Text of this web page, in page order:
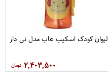
لیوان کودک اسکیپ هاپ مدل نی دار
۲,۴۰۳,۵۰۰